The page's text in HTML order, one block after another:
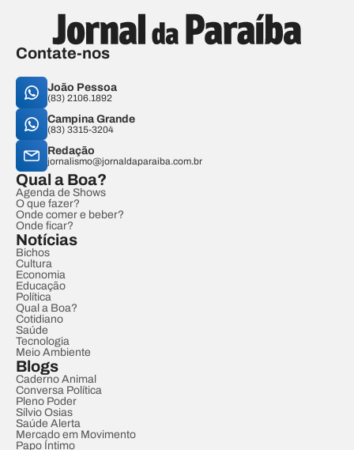
Contate-nos
João Pessoa
(83) 2106.1892
Campina Grande
(83) 3315-3204
Redação
jornalismo@jornaldaparaiba.com.br
Qual a Boa?
Agenda de Shows
O que fazer?
Onde comer e beber?
Onde ficar?
Notícias
Bichos
Cultura
Economia
Educação
Política
Qual a Boa?
Cotidiano
Saúde
Tecnologia
Meio Ambiente
Blogs
Caderno Animal
Conversa Política
Pleno Poder
Sílvio Osias
Saúde Alerta
Mercado em Movimento
Papo Íntimo